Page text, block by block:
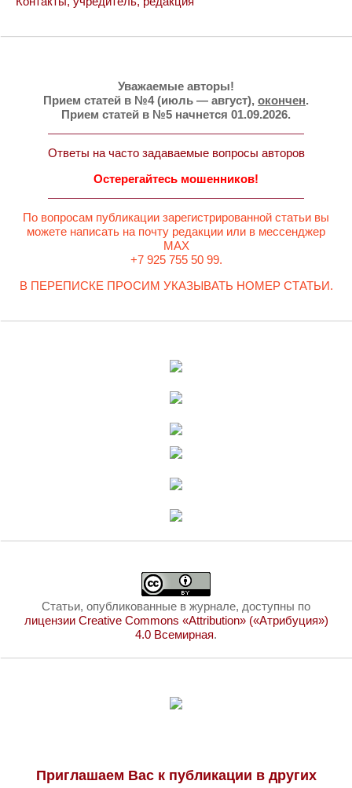
Уважаемые авторы!
Прием статей в №4 (июль — август), окончен.
Прием статей в №5 начнется 01.09.2026.
Ответы на часто задаваемые вопросы авторов
Остерегайтесь мошенников!
По вопросам публикации зарегистрированной статьи вы
можете написать на почту редакции или в мессенджер
MAX
+7 925 755 50 99.
В ПЕРЕПИСКЕ ПРОСИМ УКАЗЫВАТЬ НОМЕР СТАТЬИ.
Статьи, опубликованные в журнале, доступны по
лицензии Creative Commons «Attribution» («Атрибуция»)
4.0 Всемирная.
Приглашаем Вас к публикации в других